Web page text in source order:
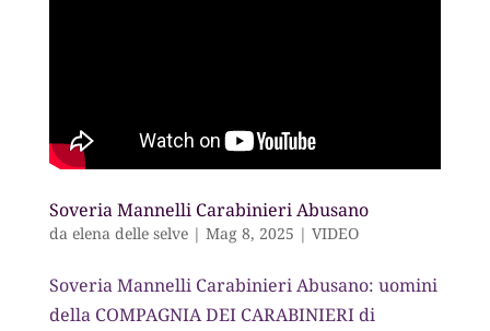
Soveria Mannelli Carabinieri Abusano
da elena delle selve| Mag 8, 2025 | VIDEO
Soveria Mannelli Carabinieri Abusano: uomini
della COMPAGNIA DEI CARABINIERI di